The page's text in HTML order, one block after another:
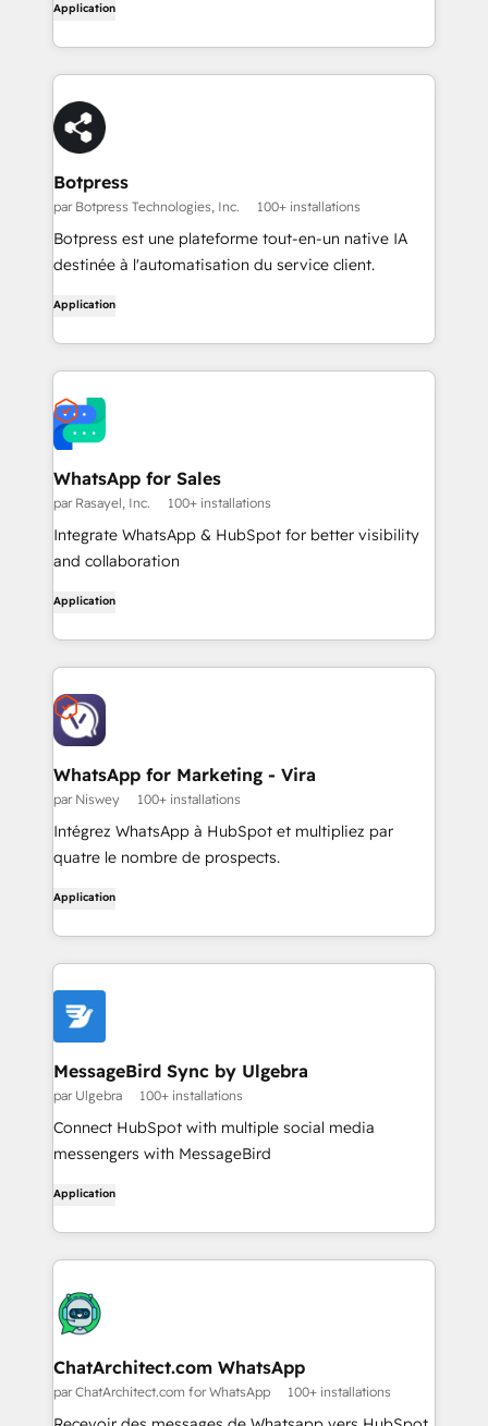
entreprise. (anciennement Chatsimple)
Application
Botpress
par Botpress Technologies, Inc. 100+ installations
Botpress est une plateforme tout-en-un native IA
destinée à l'automatisation du service client.
Application
WhatsApp for Sales
par Rasayel, Inc. 100+ installations
Integrate WhatsApp & HubSpot for better visibility
and collaboration
Application
WhatsApp for Marketing - Vira
par Niswey 100+ installations
Intégrez WhatsApp à HubSpot et multipliez par
quatre le nombre de prospects.
Application
MessageBird Sync by Ulgebra
par Ulgebra 100+ installations
Connect HubSpot with multiple social media
messengers with MessageBird
Application
ChatArchitect.com WhatsApp
par ChatArchitect.com for WhatsApp 100+ installations